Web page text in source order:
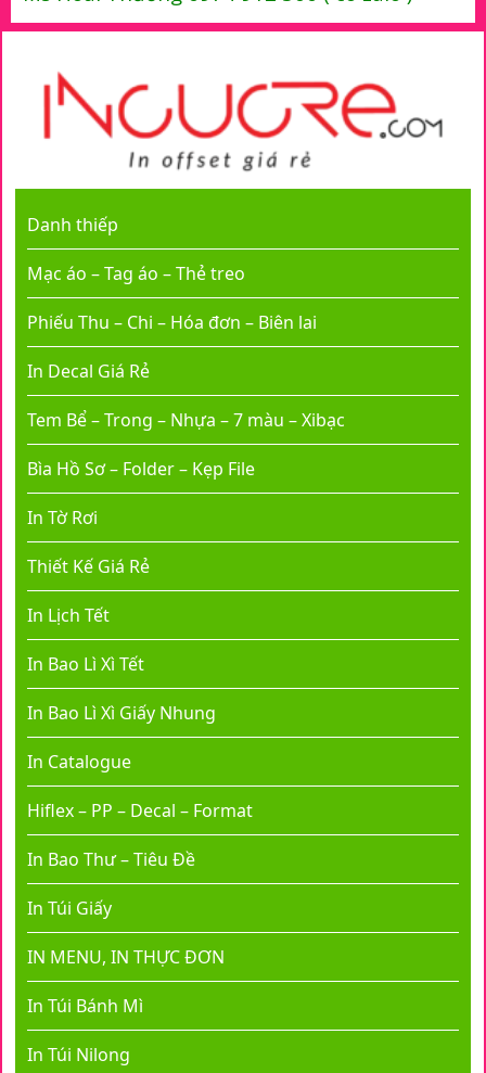
Danh thiếp
Mạc áo – Tag áo – Thẻ treo
Phiếu Thu – Chi – Hóa đơn – Biên lai
In Decal Giá Rẻ
Tem Bể – Trong – Nhựa – 7 màu – Xibạc
Bìa Hồ Sơ – Folder – Kẹp File
In Tờ Rơi
Thiết Kế Giá Rẻ
In Lịch Tết
In Bao Lì Xì Tết
In Bao Lì Xì Giấy Nhung
In Catalogue
Hiflex – PP – Decal – Format
In Bao Thư – Tiêu Đề
In Túi Giấy
IN MENU, IN THỰC ĐƠN
In Túi Bánh Mì
In Túi Nilong